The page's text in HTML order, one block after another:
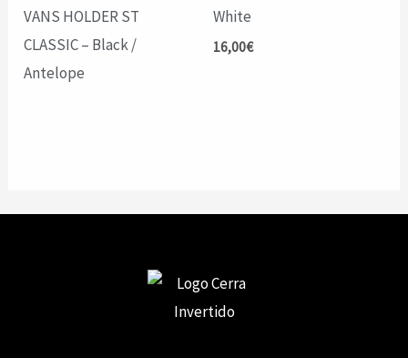
VANS HOLDER ST
CLASSIC – Black /
Antelope
White
16,00€